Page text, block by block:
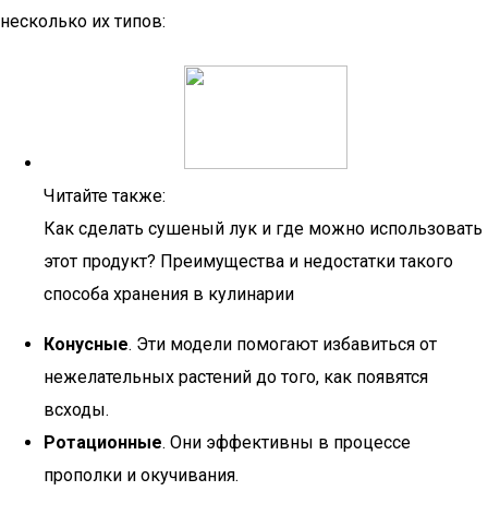
несколько их типов:
Читайте также:
Как сделать сушеный лук и где можно использовать
этот продукт? Преимущества и недостатки такого
способа хранения в кулинарии
Конусные. Эти модели помогают избавиться от
нежелательных растений до того, как появятся
всходы.
Ротационные. Они эффективны в процессе
прополки и окучивания.